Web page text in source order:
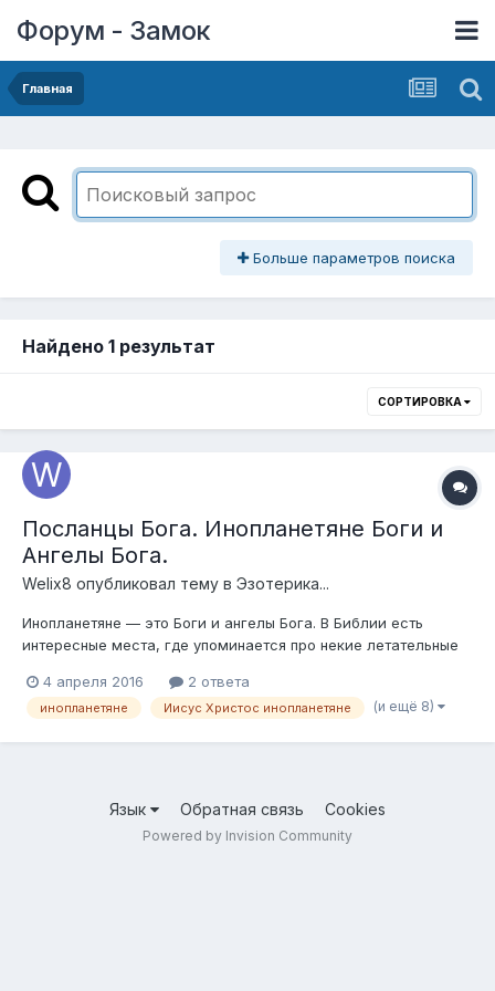
Форум - Замок
Главная
Больше параметров поиска
Найдено 1 результат
СОРТИРОВКА
Посланцы Бога. Инопланетяне Боги и
Ангелы Бога.
Welix8 опубликовал тему в Эзотерика...
Инопланетяне — это Боги и ангелы Бога. В Библии есть
интересные места, где упоминается про некие летательные
увидел «колесо», которое подняло его к другому, верхнему
колесу (Иез 1, 16) . Т.е. одно НЛО подняло Иезекииля в другое
4 апреля 2016 2 ответа
инопланетяне Иисус Христос инопланетяне (и ещё 8)
Язык Обратная связь Cookies
Powered by Invision Community